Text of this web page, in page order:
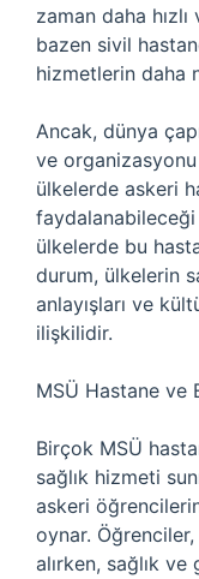
zaman daha
bazen sivil
hizmetlerin daha
Ancak, dünya
ve
ülkelerde askeri
ülkelerde bu
durum, ülkelerin
anlayışları ve
ilişkilidir.
MSÜ Hastane ve
Birçok MSÜ
sağlık hizmeti
askeri
oynar.
alırken, sağlık